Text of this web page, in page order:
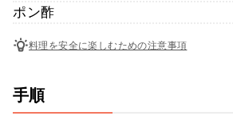
ポン酢
料理を安全に楽しむための注意事項
手順